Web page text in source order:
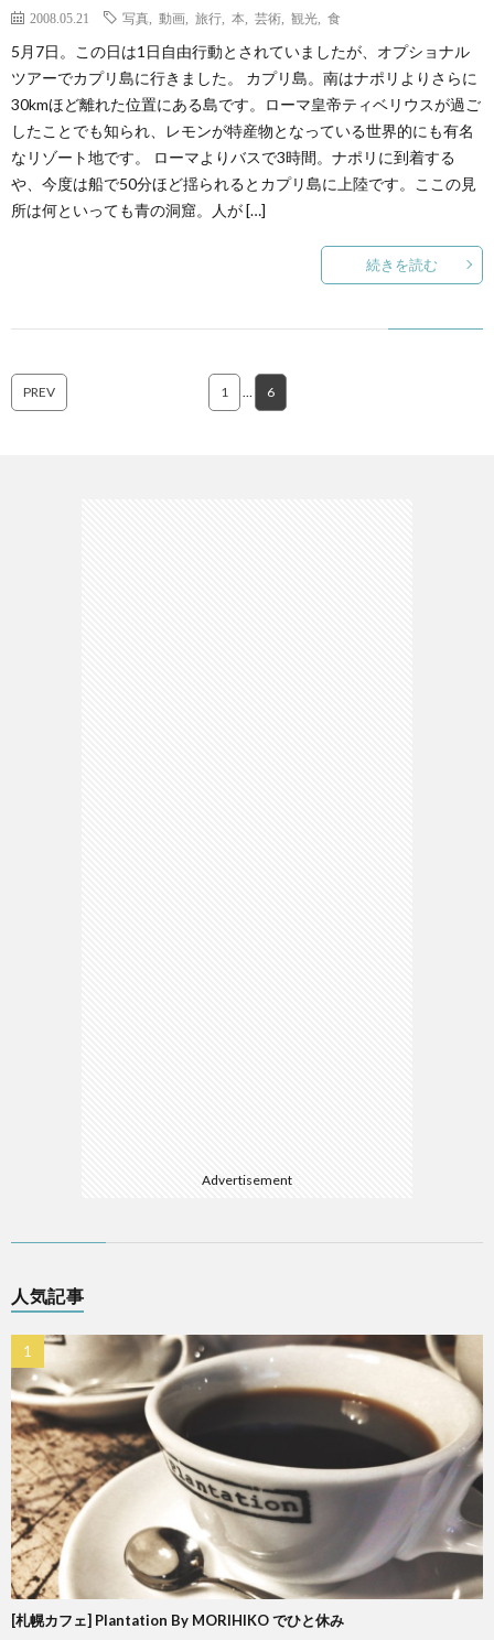
2008.05.21 写真 動画 旅行 本 芸術 観光 食
5月7日。この日は1日自由行動とされていましたが、オプショナル
ツアーでカプリ島に行きました。 カプリ島。南はナポリよりさらに
30kmほど離れた位置にある島です。ローマ皇帝ティベリウスが過ご
したことでも知られ、レモンが特産物となっている世界的にも有名
なリゾート地です。 ローマよりバスで3時間。ナポリに到着する
や、今度は船で50分ほど揺られるとカプリ島に上陸です。ここの見
所は何といっても青の洞窟。人が […]
続きを読む
PREV 1 6
Advertisement
人気記事
[札幌カフェ] Plantation By MORIHIKO でひと休み